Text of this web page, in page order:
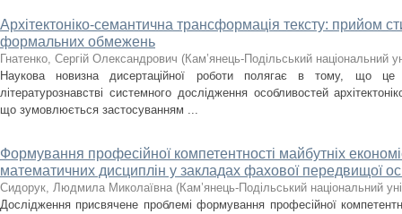
Архітектоніко-семантична трансформація тексту: прийом
формальних обмежень
Гнатенко, Сергій Олександрович (Кам’янець-Подільський національний
Наукова новизна дисертаційної роботи полягає в тому, що
літературознавстві системного дослідження особливостей
що зумовлюється застосуванням ...
Формування професійної компетентності майбутніх
математичних дисциплін у закладах фахової передвищої
Сидорук, Людмила Миколаївна (Кам’янець-Подільський національний
Дослідження присвячене проблемі формування професійної